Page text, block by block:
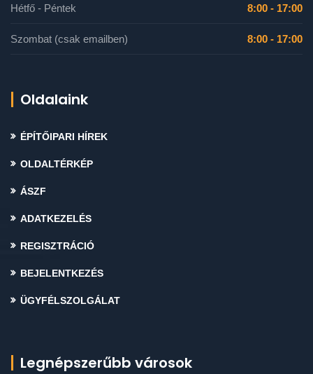
Hétfő - Péntek 8:00 - 17:00
Szombat (csak emailben) 8:00 - 17:00
Oldalaink
ÉPÍTŐIPARI HÍREK
OLDALTÉRKÉP
ÁSZF
ADATKEZELÉS
REGISZTRÁCIÓ
BEJELENTKEZÉS
ÜGYFÉLSZOLGÁLAT
Legnépszerűbb városok